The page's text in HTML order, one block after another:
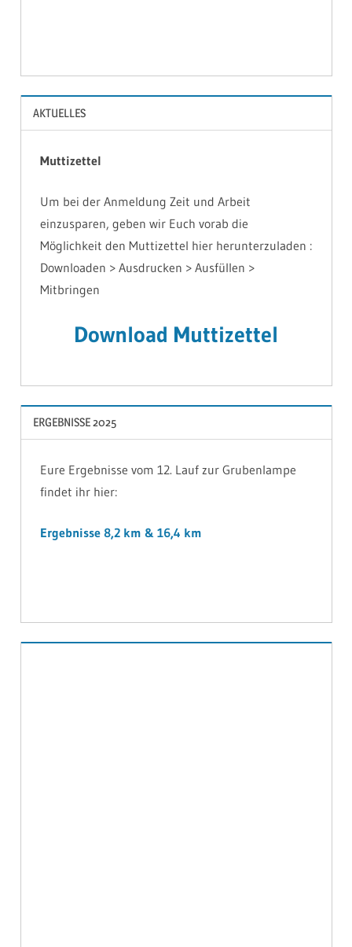
AKTUELLES
Muttizettel
Um bei der Anmeldung Zeit und Arbeit
einzusparen, geben wir Euch vorab die
Möglichkeit den Muttizettel hier herunterzuladen :
Downloaden > Ausdrucken > Ausfüllen >
Mitbringen
Download Muttizettel
ERGEBNISSE 2025
Eure Ergebnisse vom 12. Lauf zur Grubenlampe
findet ihr hier:
Ergebnisse 8,2 km & 16,4 km